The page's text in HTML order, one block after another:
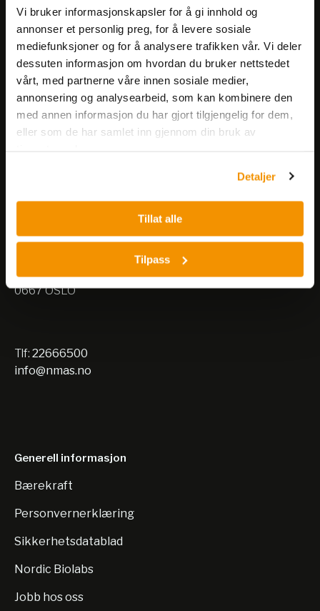
Vi bruker informasjonskapsler for å gi innhold og
annonser et personlig preg, for å levere sosiale
mediefunksjoner og for å analysere trafikken vår. Vi deler
dessuten informasjon om hvordan du bruker nettstedet
vårt, med partnerne våre innen sosiale medier,
annonsering og analysearbeid, som kan kombinere den
med annen informasjon du har gjort tilgjengelig for dem,
eller som de har samlet inn gjennom din bruk av
Detaljer
Tillat alle
Tilpass
arrangementer og kampanjer.
Meld på nyhetsbrev
Besøksadresse:
0667 OSLO
Nils Hansens vei 10
0667 OSLO
Tlf: 22666500
info@nmas.no
Generell informasjon
Bærekraft
Personvernerklæring
Sikkerhetsdatablad
Nordic Biolabs
Jobb hos oss